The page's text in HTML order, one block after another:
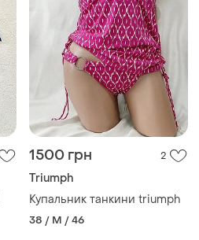
1500 грн 2
Triumph
Купальник танкини triumph
38 / M / 46